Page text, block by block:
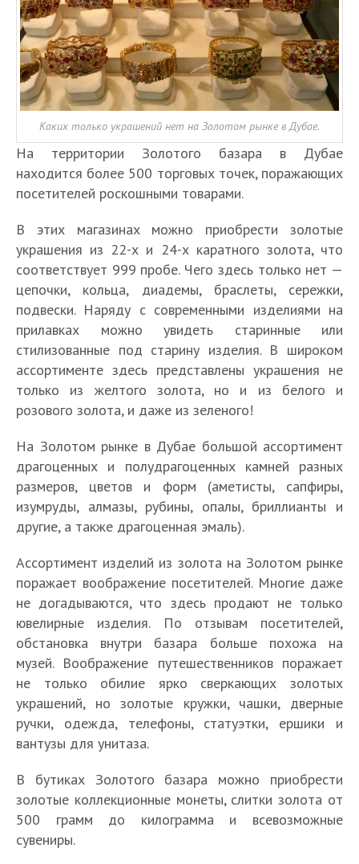
Каких только украшений нет на Золотом рынке в Дубае.
На территории Золотого базара в Дубае
находится более 500 торговых точек, поражающих
посетителей роскошными товарами.
В этих магазинах можно приобрести золотые
украшения из 22-х и 24-х каратного золота, что
соответствует 999 пробе. Чего здесь только нет —
цепочки, кольца, диадемы, браслеты, сережки,
подвески. Наряду с современными изделиями на
прилавках можно увидеть старинные или
стилизованные под старину изделия. В широком
ассортименте здесь представлены украшения не
только из желтого золота, но и из белого и
розового золота, и даже из зеленого!
На Золотом рынке в Дубае большой ассортимент
драгоценных и полудрагоценных камней разных
размеров, цветов и форм (аметисты, сапфиры,
изумруды, алмазы, рубины, опалы, бриллианты и
другие, а также драгоценная эмаль).
Ассортимент изделий из золота на Золотом рынке
поражает воображение посетителей. Многие даже
не догадываются, что здесь продают не только
ювелирные изделия. По отзывам посетителей,
обстановка внутри базара больше похожа на
музей. Воображение путешественников поражает
не только обилие ярко сверкающих золотых
украшений, но золотые кружки, чашки, дверные
ручки, одежда, телефоны, статуэтки, ершики и
вантузы для унитаза.
В бутиках Золотого базара можно приобрести
золотые коллекционные монеты, слитки золота от
500 грамм до килограмма и всевозможные
сувениры.